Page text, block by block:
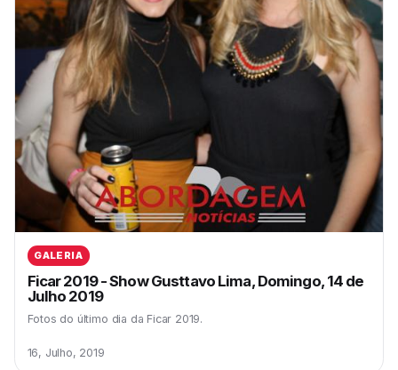
GALERIA
Ficar 2019 - Show Gusttavo Lima, Domingo, 14 de
Julho 2019
Fotos do último dia da Ficar 2019.
16, Julho, 2019